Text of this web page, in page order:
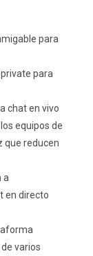
para
para
chat en vivo
equipos de
que reducen
a
en directo
varios